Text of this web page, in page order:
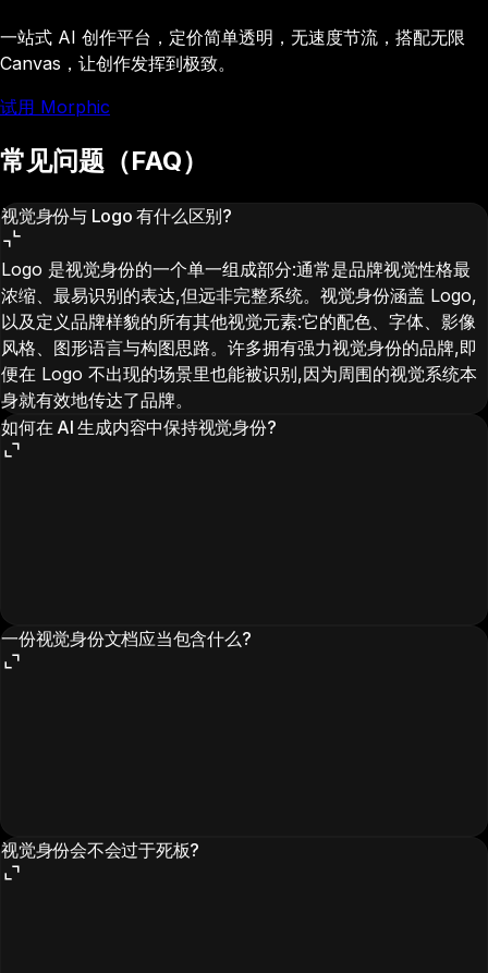
一站式 AI 创作平台，定价简单透明，无速度节流，搭配无限
Canvas，让创作发挥到极致。
试用 Morphic
常见问题（FAQ）
视觉身份与 Logo 有什么区别?
Logo 是视觉身份的一个单一组成部分:通常是品牌视觉性格最
浓缩、最易识别的表达,但远非完整系统。视觉身份涵盖 Logo,
以及定义品牌样貌的所有其他视觉元素:它的配色、字体、影像
风格、图形语言与构图思路。许多拥有强力视觉身份的品牌,即
便在 Logo 不出现的场景里也能被识别,因为周围的视觉系统本
身就有效地传达了品牌。
如何在 AI 生成内容中保持视觉身份?
一份视觉身份文档应当包含什么?
视觉身份会不会过于死板?